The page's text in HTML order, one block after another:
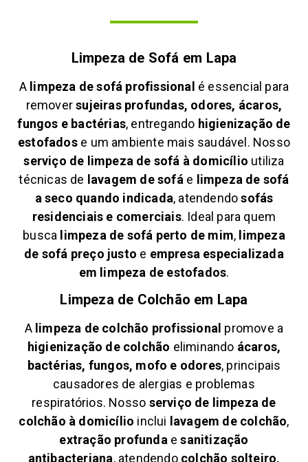
Limpeza de Sofá em Lapa
A limpeza de sofá profissional é essencial para
removersujeiras profundas, odores, ácaros,
fungos e bactérias, entregando higienização de
estofadose um ambiente mais saudável. Nosso
serviço de limpeza de sofá à domicílio utiliza
técnicas de lavagem de sofá e limpeza de sofá
a seco quando indicada, atendendosofás
residenciais e comerciais. Ideal para quem
busca limpeza de sofá perto de mim, limpeza
de sofá preço justo e empresa especializada
em limpeza de estofados.
Limpeza de Colchão em Lapa
A limpeza de colchão profissional promove a
higienização de colchão eliminando ácaros,
bactérias, fungos, mofo e odores, principais
causadores de alergias e problemas
respiratórios. Nosso serviço de limpeza de
colchão à domicílio inclui lavagem de colchão,
extração profunda esanitização
antibacteriana, atendendo colchão solteiro,